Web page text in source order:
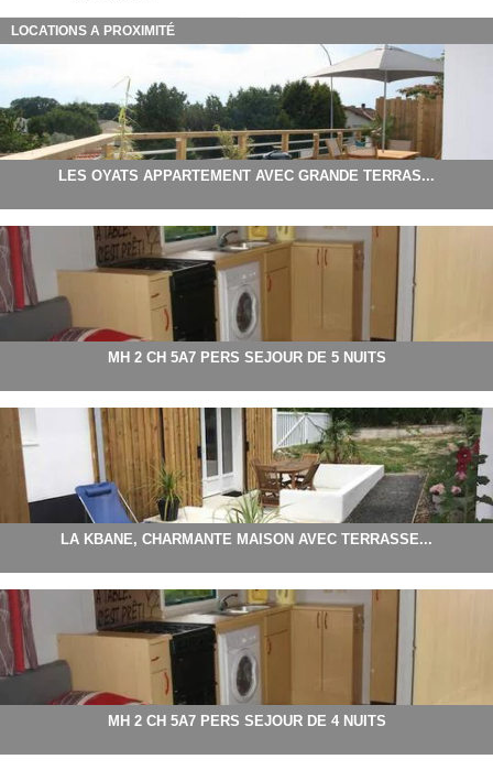
LOCATIONS A PROXIMITÉ
LES OYATS APPARTEMENT AVEC GRANDE TERRAS...
MH 2 CH 5A7 PERS SEJOUR DE 5 NUITS
LA KBANE, CHARMANTE MAISON AVEC TERRASSE...
MH 2 CH 5A7 PERS SEJOUR DE 4 NUITS